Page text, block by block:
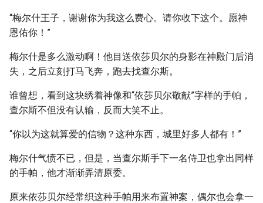
“梅尔什王子，谢谢你为我这么费心。请你收下这个。愿神
恩佑你！”
梅尔什是多么激动啊！他目送依莎贝尔的身影在神殿门后消
失，之后立刻打马飞奔，跑去找查尔斯。
谁曾想，看到这块绣着神像和“依莎贝尔敬献”字样的手帕，
查尔斯不但没有认输，反而大笑不止。
“你以为这就算爱的信物？这种东西，城里好多人都有！”
梅尔什气愤不已，但是，当查尔斯手下一名侍卫也拿出同样
的手帕，他才渐渐弄清原委。
原来依莎贝尔经常织这种手帕用来布置神案，偶尔也会拿一